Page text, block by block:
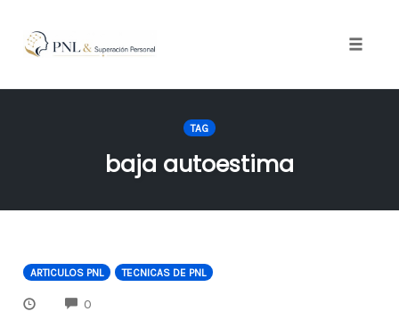
TAG
baja autoestima
ARTICULOS PNL TECNICAS DE PNL
0